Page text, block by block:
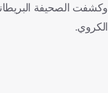
وكشفت الصحيفة
الكروي.